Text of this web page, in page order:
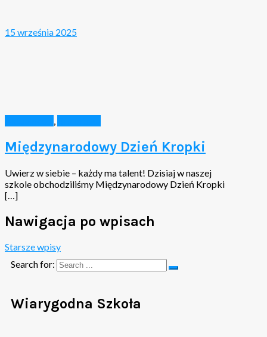
15 września 2025
,
Międzynarodowy Dzień Kropki
Uwierz w siebie – każdy ma talent! Dzisiaj w naszej
szkole obchodziliśmy Międzynarodowy Dzień Kropki
[…]
Nawigacja po wpisach
Starsze wpisy
Search for:
Wiarygodna Szkoła